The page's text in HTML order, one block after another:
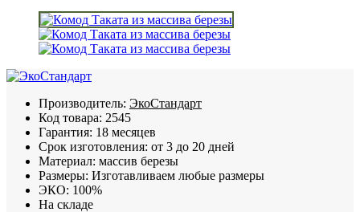
Производитель: ЭкоСтандарт
Код товара: 2545
Гарантия: 18 месяцев
Срок изготовления: от 3 до 20 дней
Материал: массив березы
Размеры: Изготавливаем любые размеры
ЭКО: 100%
На складе